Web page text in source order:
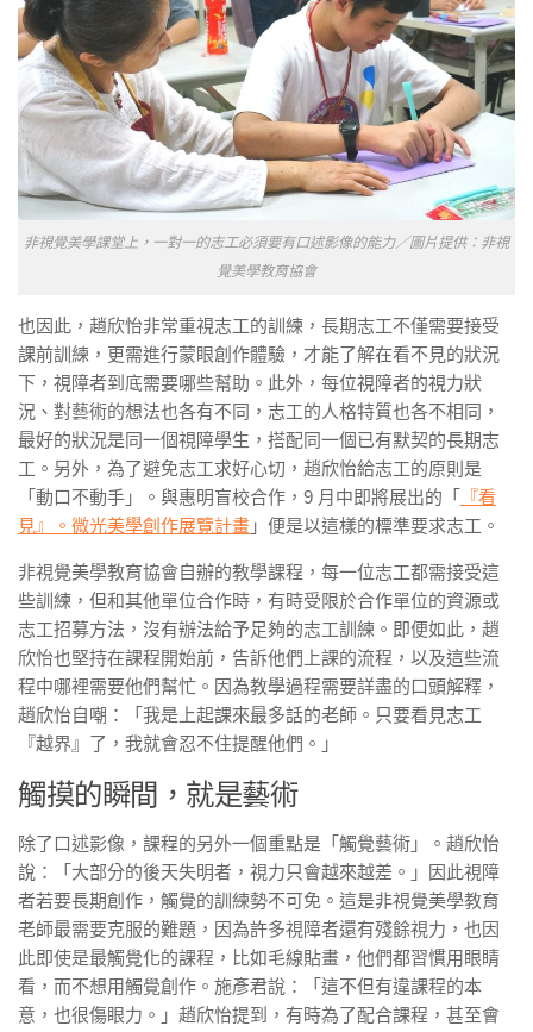
非視覺美學課堂上，一對一的志工必須要有口述影像的能力／圖片提供：非視
覺美學教育協會
也因此，趙欣怡非常重視志工的訓練，長期志工不僅需要接受
課前訓練，更需進行蒙眼創作體驗，才能了解在看不見的狀況
下，視障者到底需要哪些幫助。此外，每位視障者的視力狀
況、對藝術的想法也各有不同，志工的人格特質也各不相同，
最好的狀況是同一個視障學生，搭配同一個已有默契的長期志
工。另外，為了避免志工求好心切，趙欣怡給志工的原則是
「動口不動手」。與惠明盲校合作，9 月中即將展出的「
『看
見』。微光美學創作展覽計畫 」便是以這樣的標準要求志工。
非視覺美學教育協會自辦的教學課程，每一位志工都需接受這
些訓練，但和其他單位合作時，有時受限於合作單位的資源或
志工招募方法，沒有辦法給予足夠的志工訓練。即便如此，趙
欣怡也堅持在課程開始前，告訴他們上課的流程，以及這些流
程中哪裡需要他們幫忙。因為教學過程需要詳盡的口頭解釋，
趙欣怡自嘲：「我是上起課來最多話的老師。只要看見志工
『越界』了，我就會忍不住提醒他們。」
觸摸的瞬間，就是藝術
除了口述影像，課程的另外一個重點是「觸覺藝術」。趙欣怡
說：「大部分的後天失明者，視力只會越來越差。」因此視障
者若要長期創作，觸覺的訓練勢不可免。這是非視覺美學教育
老師最需要克服的難題，因為許多視障者還有殘餘視力，也因
此即使是最觸覺化的課程，比如毛線貼畫，他們都習慣用眼睛
看，而不想用觸覺創作。施彥君說：「這不但有違課程的本
意，也很傷眼力。」趙欣怡提到，有時為了配合課程，甚至會